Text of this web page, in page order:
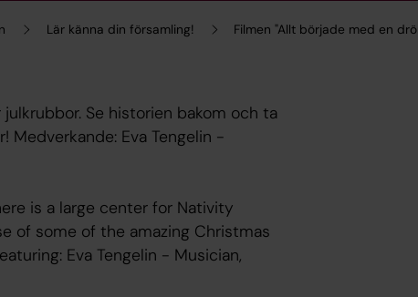
Lär känna din församling! Filmen "Allt började med en
Se historien bakom och ta
Medverkande: Eva Tengelin -
is a large center for Nativity
of some of the amazing Christmas
Eva Tengelin - Musician,